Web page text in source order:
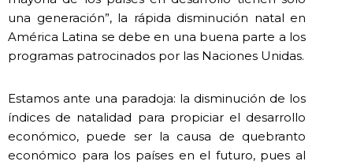
una generación”, la rápida disminución natal en
América Latina se debe en una buena parte a los
programas patrocinados por las Naciones Unidas.
Estamos ante una paradoja: la disminución de los
índices de natalidad para propiciar el desarrollo
económico, puede ser la causa de quebranto
económico para los países en el futuro, pues al